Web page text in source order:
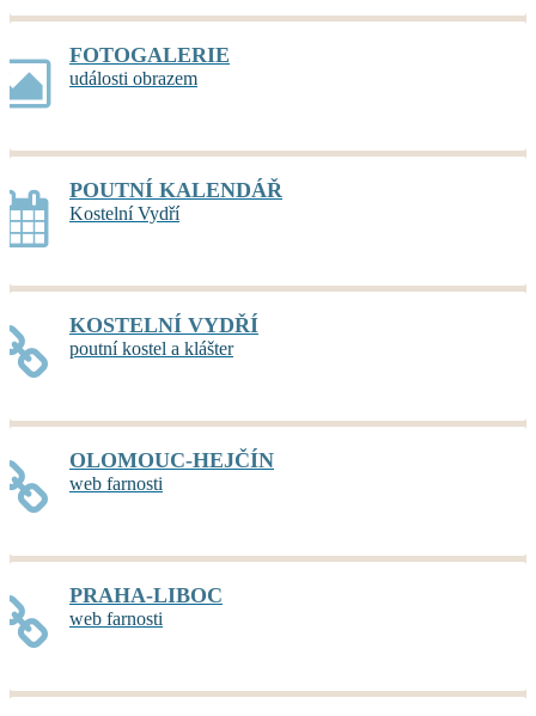
FOTOGALERIE
události obrazem
POUTNÍ KALENDÁŘ
Kostelní Vydří
KOSTELNÍ VYDŘÍ
poutní kostel a klášter
OLOMOUC-HEJČÍN
web farnosti
PRAHA-LIBOC
web farnosti